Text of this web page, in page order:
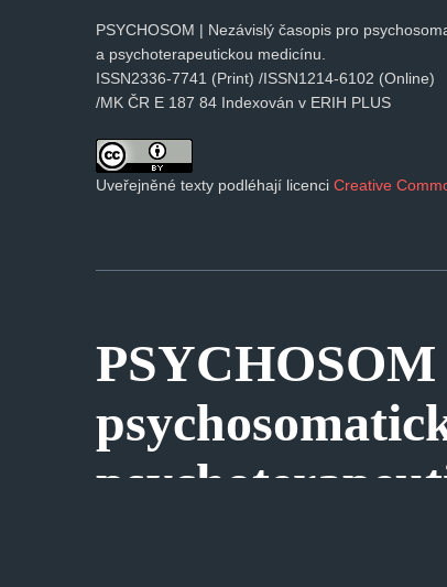
PSYCHOSOM | Nezávislý časopis pro
a psychoterapeutickou medicínu.
ISSN2336-7741 (Print) /ISSN1214-6102 (Online)
/MK ČR E 187 84 Indexován v ERIH PLUS
Uveřejněné texty podléhají licenci Creative
PSYCHOSOM